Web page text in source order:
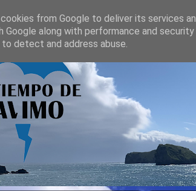
from Google to deliver its services
Google along with performance and
detect and address abuse.